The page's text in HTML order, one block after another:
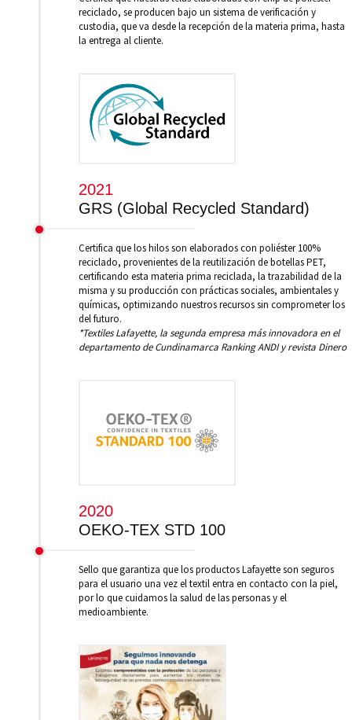
reciclado, se producen bajo un sistema de verificación y
custodia, que va desde la recepción de la materia prima, hasta
la entrega al cliente.
2021
GRS (Global Recycled Standard)
Certifica que los hilos son elaborados con poliéster 100%
reciclado, provenientes de la reutilización de botellas PET,
certificando esta materia prima reciclada, la trazabilidad de la
misma y su producción con prácticas sociales, ambientales y
químicas, optimizando nuestros recursos sin comprometer los
del futuro.
*Textiles Lafayette, la segunda empresa más innovadora en el
departamento de Cundinamarca Ranking ANDI y revista Dinero
2020
OEKO-TEX STD 100
Sello que garantiza que los productos Lafayette son seguros
para el usuario una vez el textil entra en contacto con la piel,
por lo que cuidamos la salud de las personas y el
medioambiente.